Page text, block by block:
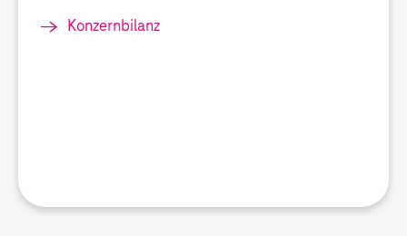
Konzernbilanz